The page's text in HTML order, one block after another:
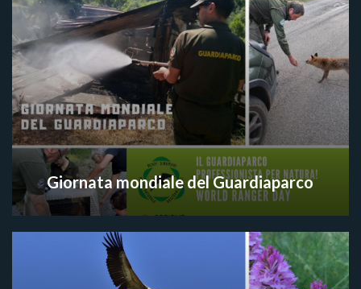
Giornata mondiale del Guardiaparco